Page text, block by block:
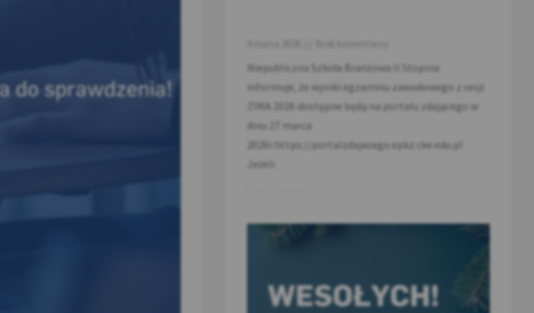
Niepubliczna Szkoła Branżowa II Stopnia
informuje, że wyniki egzaminu zawodowego z sesji
ZIMA 2026 dostępne będą na portalu zdającego w
dniu 27 marca
2026r.https://portalzdajacego.epkz.cke.edu.pl
Jeżeli